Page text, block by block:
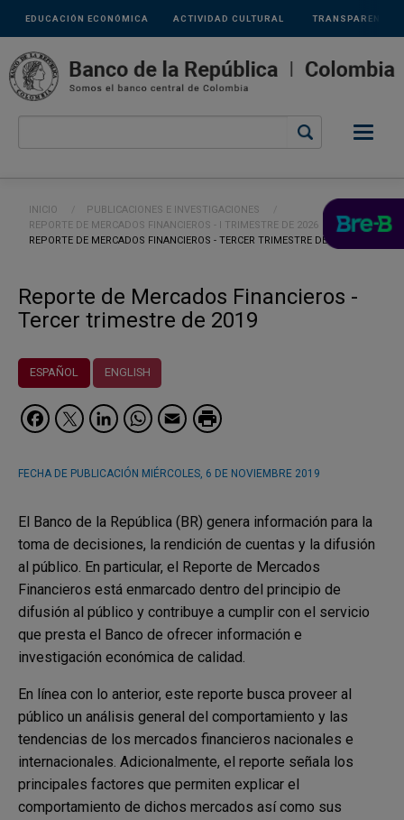
Pasar al contenido principal
Links
secundarios
ACTIVIDAD CULTURAL
EDUCACIÓN ECONÓMICA TRANSPARENCIA
Ruta de navegación
INICIO
PUBLICACIONES E INVESTIGACIONES
REPORTE DE MERCADOS FINANCIEROS - I TRIMESTRE DE 2026
CURRENT:
REPORTE DE MERCADOS FINANCIEROS - TERCER TRIMESTRE DE 2019
Reporte de Mercados Financieros -
Tercer trimestre de 2019
ESPAÑOL ENGLISH
Facebook
Twitter
LinkedIn
WhatsApp
Email
FECHA DE PUBLICACIÓN MIÉRCOLES, 6 DE NOVIEMBRE 2019
El Banco de la República (BR) genera información para la
toma de decisiones, la rendición de cuentas y la difusión
al público. En particular, el Reporte de Mercados
Financieros está enmarcado dentro del principio de
difusión al público y contribuye a cumplir con el servicio
que presta el Banco de ofrecer información e
investigación económica de calidad.
En línea con lo anterior, este reporte busca proveer al
público un análisis general del comportamiento y las
tendencias de los mercados financieros nacionales e
internacionales. Adicionalmente, el reporte señala los
principales factores que permiten explicar el
comportamiento de dichos mercados así como sus